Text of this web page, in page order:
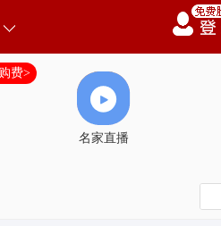
费>
名家直播